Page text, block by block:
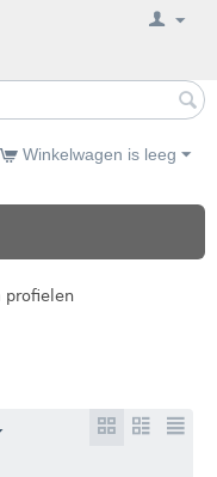
Winkelwagen is leeg
profielen